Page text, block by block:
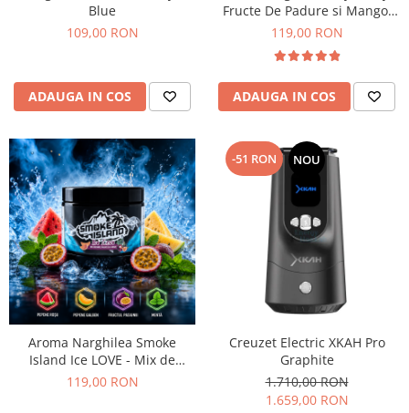
Blue
109,00 RON
ADAUGA IN COS
Fructe De Padure si Mango,
200gr
119,00 RON
ADAUGA IN COS
Aroma Narghilea Smoke
Island Ice LOVE - Mix de
pepene, fructul pasiunii si
119,00 RON
-51 RON NOU
Creuzet Electric XKAH Pro
Graphite
1.710,00 RON
1.659,00 RON